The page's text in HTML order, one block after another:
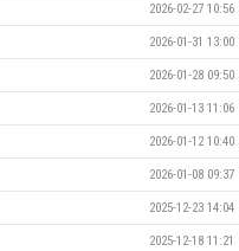
2026-02-27 10:56
2026-01-31 13:00
2026-01-28 09:50
2026-01-13 11:06
2026-01-12 10:40
2026-01-08 09:37
2025-12-23 14:04
2025-12-18 11:21